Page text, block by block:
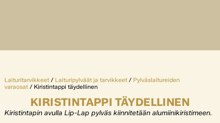
Laituritarvikkeet/ Laituripylväät ja tarvikkeet/ Pylväslaitureiden
varaosat/ Kiristintappi täydellinen
KIRISTINTAPPI TÄYDELLINEN
Kiristintapin avulla Lip-Lap pylväs kiinnitetään alumiinikiristimeen.